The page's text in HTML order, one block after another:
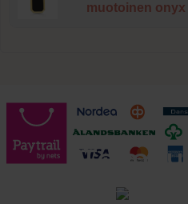
muotoinen onyx